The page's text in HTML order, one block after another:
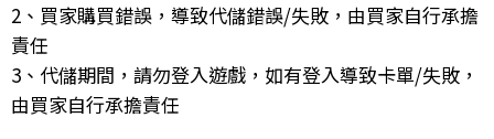
2、買家購買錯誤，導致代儲錯誤/失敗，由買家自行承擔
責任
3、代儲期間，請勿登入遊戲，如有登入導致卡單/失敗，
由買家自行承擔責任